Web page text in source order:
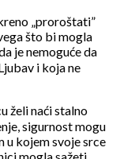
„proroštati”
što bi mogla
je nemoguće da
i koja ne
želi naći stalno
sigurnost mogu
u kojem svoje srce